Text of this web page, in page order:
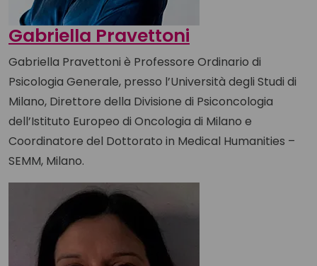
Gabriella Pravettoni
Gabriella Pravettoni è Professore Ordinario di
Psicologia Generale, presso l’Università degli Studi di
Milano, Direttore della Divisione di Psiconcologia
dell’Istituto Europeo di Oncologia di Milano e
Coordinatore del Dottorato in Medical Humanities –
SEMM, Milano.